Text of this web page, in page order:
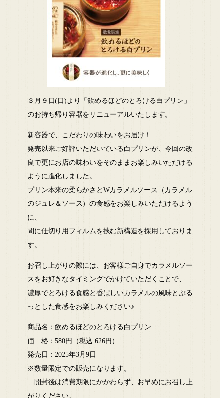
３月９日(日)より「飲めるほどのとろける白プリン」
のお持ち帰り容器をリニューアルいたします。
新容器で、こだわりの味わいをお届け！
発売以来ご好評いただいている白プリンが、今回の改
良で更にお店の味わいをそのままお楽しみいただける
ように進化しました。
プリン本来の柔らかさとWカラメルソース（カラメル
のジュレ＆ソース）の食感をお楽しみいただけるよう
に、
間に仕切り用フィルムを挟む新構造を採用しておりま
す。
お召し上がりの際には、お客様ご自身でカラメルソー
スをお好きなタイミングでかけていただくことで、
濃厚でとろける食感と香ばしいカラメルの風味とぷる
っとした食感をお楽しみください♪
商品名：飲めるほどのとろける白プリン
価 格：580円（税込 626円）
発売日：2025年3月9日
※数量限定での販売になります。
開封後は消費期限にかかわらず、お早めにお召し上
がりください。